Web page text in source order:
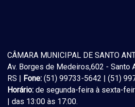
CÂMARA MUNICIPAL DE SANTO
Av. Borges de Medeiros,602 - Santo
RS | Fone: (51) 99733-5642 | (51)
Horário: de segunda-feira à sexta-
| das 13:00 às 17:00.